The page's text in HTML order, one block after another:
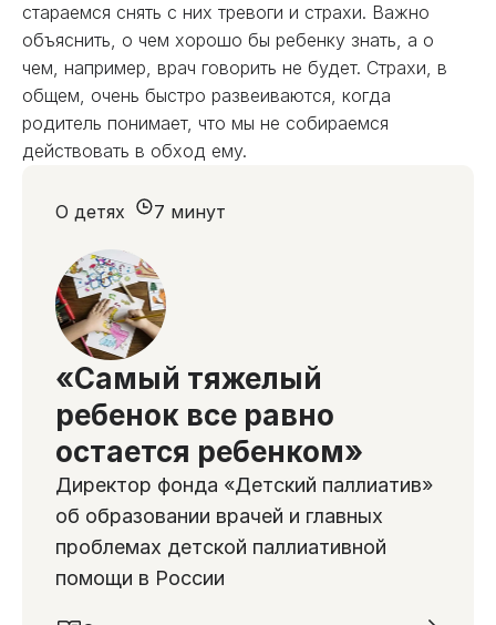
стараемся снять с них тревоги и страхи. Важно
объяснить, о чем хорошо бы ребенку знать, а о
чем, например, врач говорить не будет. Страхи, в
общем, очень быстро развеиваются, когда
родитель понимает, что мы не собираемся
действовать в обход ему.
«Самый тяжелый
ребенок все равно
остается ребенком»
Директор фонда «Детский паллиатив»
об образовании врачей и главных
проблемах детской паллиативной
помощи в России
О детях 7 минут